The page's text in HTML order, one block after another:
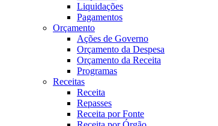
Liquidações
Pagamentos
Orçamento
Ações de Governo
Orçamento da Despesa
Orçamento da Receita
Programas
Receitas
Receita
Repasses
Receita por Fonte